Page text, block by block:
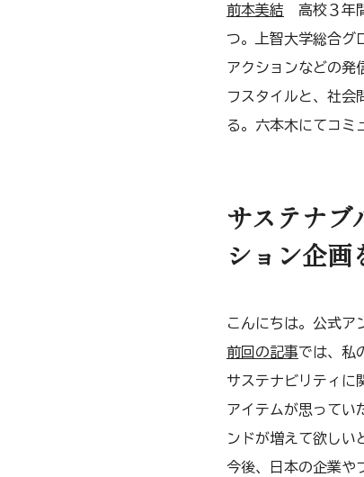
前本美結 高校３年
つ。上智大学総合グ
アクションなどの発
フスタイルと、社会
る。六本木にてコミ
サステナブ
ション企画
こんにちは。公式ア
前回の記事では、私
サステナビリティに
アイテムが思ってい
ンドが増えて欲しい
今後、日本の企業や